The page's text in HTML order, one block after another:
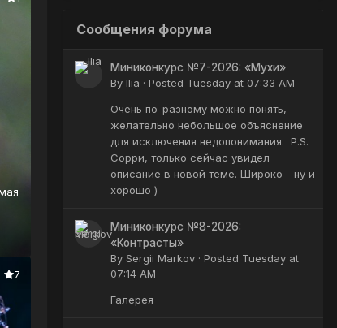
7
Сообщения форума
Миниконкурс №7-2026: «Мухи»
By Ilia · Posted Tuesday at 07:33 AM
Очень по-разному можно понять,
желательно небольшое объяснение
для исключения недопонимания. P.S.
Сорри, только сейчас увидел
описание в новой теме. Широко - ну и
хорошо )
Миниконкурс №8-2026:
«Контрасты»
By Sergii Markov · Posted Tuesday at
07:14 AM
Галерея